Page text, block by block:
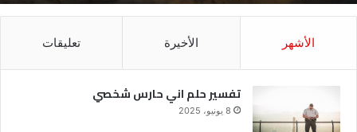
الأشهر الأخيرة تعليقات
تفسير حلم اني حارس شخصي
8 يونيو، 2025